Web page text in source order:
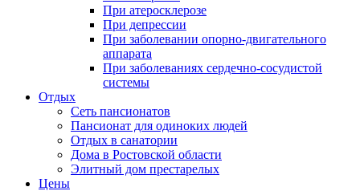
При атеросклерозе
При депрессии
При заболевании опорно-двигательного
аппарата
При заболеваниях сердечно-сосудистой
системы
Отдых
Сеть пансионатов
Пансионат для одиноких людей
Отдых в санатории
Дома в Ростовской области
Элитный дом престарелых
Цены